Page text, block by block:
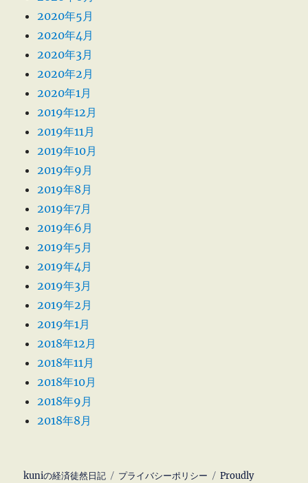
2020年5月
2020年4月
2020年3月
2020年2月
2020年1月
2019年12月
2019年11月
2019年10月
2019年9月
2019年8月
2019年7月
2019年6月
2019年5月
2019年4月
2019年3月
2019年2月
2019年1月
2018年12月
2018年11月
2018年10月
2018年9月
2018年8月
kuniの経済徒然日記 プライバシーポリシー Proudly